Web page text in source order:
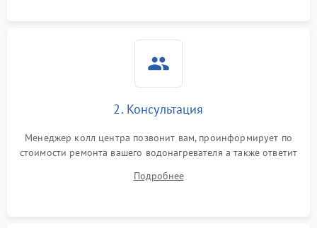
2. Консультация
Менеджер колл центра позвонит вам, проинформирует по
стоимости ремонта вашего водонагревателя а также ответит
Подробнее